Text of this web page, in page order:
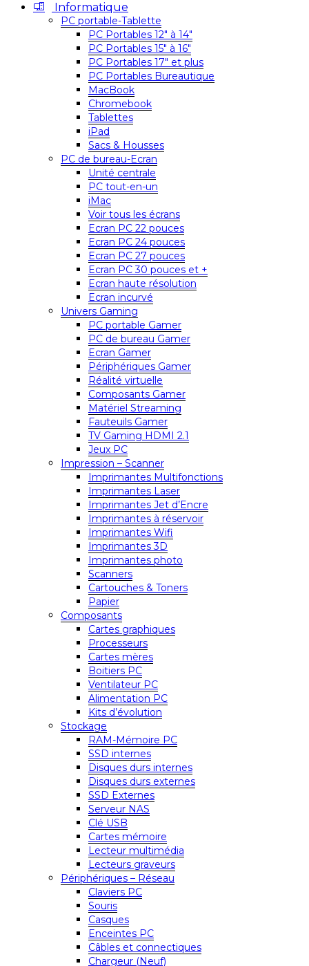
Informatique
PC portable-Tablette
PC Portables 12″ à 14″
PC Portables 15″ à 16″
PC Portables 17″ et plus
PC Portables Bureautique
MacBook
Chromebook
Tablettes
iPad
Sacs & Housses
PC de bureau-Ecran
Unité centrale
PC tout-en-un
iMac
Voir tous les écrans
Ecran PC 22 pouces
Ecran PC 24 pouces
Ecran PC 27 pouces
Ecran PC 30 pouces et +
Ecran haute résolution
Ecran incurvé
Univers Gaming
PC portable Gamer
PC de bureau Gamer
Ecran Gamer
Périphériques Gamer
Réalité virtuelle
Composants Gamer
Matériel Streaming
Fauteuils Gamer
TV Gaming HDMI 2.1
Jeux PC
Impression – Scanner
Imprimantes Multifonctions
Imprimantes Laser
Imprimantes Jet d’Encre
Imprimantes à réservoir
Imprimantes Wifi
Imprimantes 3D
Imprimantes photo
Scanners
Cartouches & Toners
Papier
Composants
Cartes graphiques
Processeurs
Cartes mères
Boitiers PC
Ventilateur PC
Alimentation PC
Kits d’évolution
Stockage
RAM-Mémoire PC
SSD internes
Disques durs internes
Disques durs externes
SSD Externes
Serveur NAS
Clé USB
Cartes mémoire
Lecteur multimédia
Lecteurs graveurs
Périphériques – Réseau
Claviers PC
Souris
Casques
Enceintes PC
Câbles et connectiques
Chargeur (Neuf)